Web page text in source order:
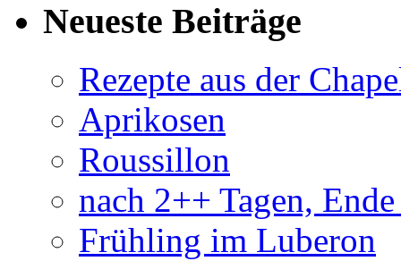
Neueste Beiträge
Rezepte aus der
Aprikosen
Roussillon
nach 2++ Tagen,
Frühling im Luberon